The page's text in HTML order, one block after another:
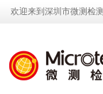
欢迎来到深圳市微测检